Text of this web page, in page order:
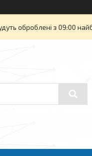
оброблені з 09:00